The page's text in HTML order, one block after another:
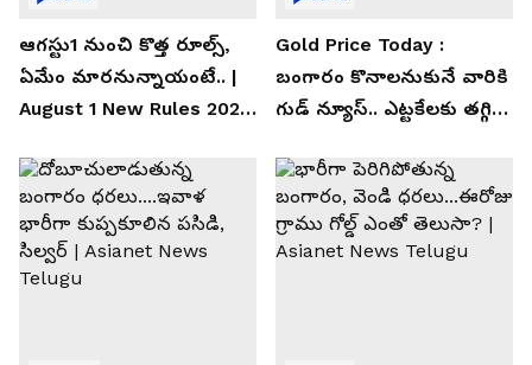
ఆగస్టు1 నుంచి కొత్త రూల్స్,
ఏమేం మారనున్నాయంటే.. |
August 1 New Rules 2026
Gold Price Today :
బంగారం కొనాలనుకునే వారికి
గుడ్ న్యూస్.. ఎట్టకేలకు తగ్గిన